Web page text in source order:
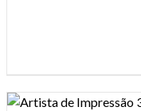
Design preview image